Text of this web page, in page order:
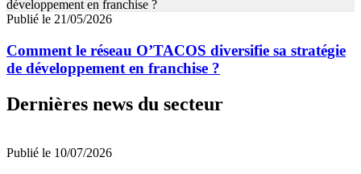
Publié le 21/05/2026
Comment le réseau O’TACOS diversifie sa stratégie
de développement en franchise ?
Dernières news du secteur
Publié le 10/07/2026